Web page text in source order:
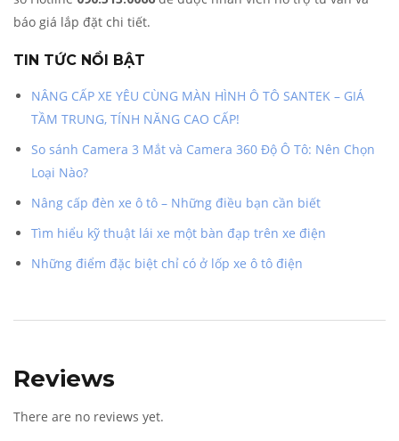
báo giá lắp đặt chi tiết.
TIN TỨC NỔI BẬT
NÂNG CẤP XE YÊU CÙNG MÀN HÌNH Ô TÔ SANTEK – GIÁ
TẦM TRUNG, TÍNH NĂNG CAO CẤP!
So sánh Camera 3 Mắt và Camera 360 Độ Ô Tô: Nên Chọn
Loại Nào?
Nâng cấp đèn xe ô tô – Những điều bạn cần biết
Tìm hiểu kỹ thuật lái xe một bàn đạp trên xe điện
Những điểm đặc biệt chỉ có ở lốp xe ô tô điện
Reviews
There are no reviews yet.